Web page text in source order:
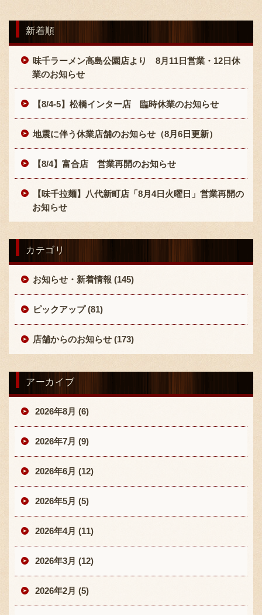
新着順
味千ラーメン高島公園店より 8月11日営業・12日休
業のお知らせ
【8/4-5】松橋インター店 臨時休業のお知らせ
地震に伴う休業店舗のお知らせ（8月6日更新）
【8/4】富合店 営業再開のお知らせ
【味千拉麺】八代新町店「8月4日火曜日」営業再開の
お知らせ
カテゴリ
お知らせ・新着情報 (145)
ピックアップ (81)
店舗からのお知らせ (173)
アーカイブ
2026年8月 (6)
2026年7月 (9)
2026年6月 (12)
2026年5月 (5)
2026年4月 (11)
2026年3月 (12)
2026年2月 (5)